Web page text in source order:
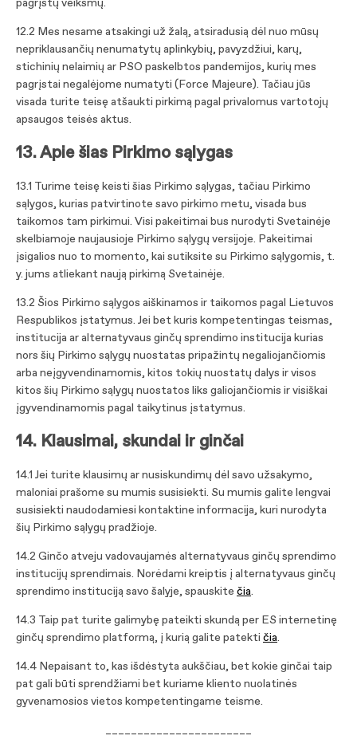
pagrįstų veiksmų.
12.2 Mes nesame atsakingi už žalą, atsiradusią dėl nuo mūsų
nepriklausančių nenumatytų aplinkybių, pavyzdžiui, karų,
stichinių nelaimių ar PSO paskelbtos pandemijos, kurių mes
pagrįstai negalėjome numatyti (Force Majeure). Tačiau jūs
visada turite teisę atšaukti pirkimą pagal privalomus vartotojų
apsaugos teisės aktus.
13. Apie šias Pirkimo sąlygas
13.1 Turime teisę keisti šias Pirkimo sąlygas, tačiau Pirkimo
sąlygos, kurias patvirtinote savo pirkimo metu, visada bus
taikomos tam pirkimui. Visi pakeitimai bus nurodyti Svetainėje
skelbiamoje naujausioje Pirkimo sąlygų versijoje. Pakeitimai
įsigalios nuo to momento, kai sutiksite su Pirkimo sąlygomis, t.
y. jums atliekant naują pirkimą Svetainėje.
13.2 Šios Pirkimo sąlygos aiškinamos ir taikomos pagal Lietuvos
Respublikos įstatymus. Jei bet kuris kompetentingas teismas,
institucija ar alternatyvaus ginčų sprendimo institucija kurias
nors šių Pirkimo sąlygų nuostatas pripažintų negaliojančiomis
arba neįgyvendinamomis, kitos tokių nuostatų dalys ir visos
kitos šių Pirkimo sąlygų nuostatos liks galiojančiomis ir visiškai
įgyvendinamomis pagal taikytinus įstatymus.
14. Klausimai, skundai ir ginčai
14.1 Jei turite klausimų ar nusiskundimų dėl savo užsakymo,
maloniai prašome su mumis susisiekti. Su mumis galite lengvai
susisiekti naudodamiesi kontaktine informacija, kuri nurodyta
šių Pirkimo sąlygų pradžioje.
14.2 Ginčo atveju vadovaujamės alternatyvaus ginčų sprendimo
institucijų sprendimais. Norėdami kreiptis į alternatyvaus ginčų
sprendimo instituciją savo šalyje, spauskite čia.
14.3 Taip pat turite galimybę pateikti skundą per ES internetinę
ginčų sprendimo platformą, į kurią galite patekti čia.
14.4 Nepaisant to, kas išdėstyta aukščiau, bet kokie ginčai taip
pat gali būti sprendžiami bet kuriame kliento nuolatinės
gyvenamosios vietos kompetentingame teisme.
_______________________